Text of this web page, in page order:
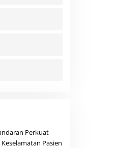
Perkuat
Pasien